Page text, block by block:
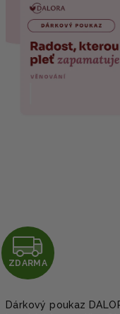
Dárkový poukaz
Z
D
A
ZDARMA